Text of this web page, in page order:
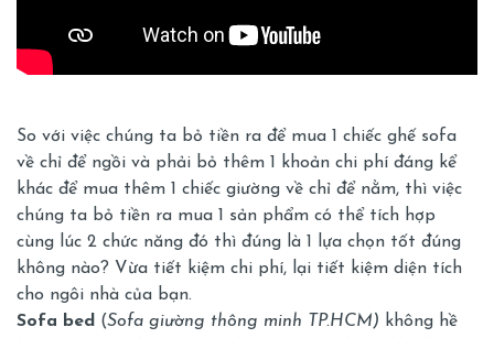
So với việc chúng ta bỏ tiền ra để mua 1 chiếc ghế sofa
về chỉ để ngồi và phải bỏ thêm 1 khoản chi phí đáng kể
khác để mua thêm 1 chiếc giường về chỉ để nằm, thì việc
chúng ta bỏ tiền ra mua 1 sản phẩm có thể tích hợp
cùng lúc 2 chức năng đó thì đúng là 1 lựa chọn tốt đúng
không nào? Vừa tiết kiệm chi phí, lại tiết kiệm diện tích
cho ngôi nhà của bạn.
Sofa bed (Sofa giường thông minh TP.HCM) không hề